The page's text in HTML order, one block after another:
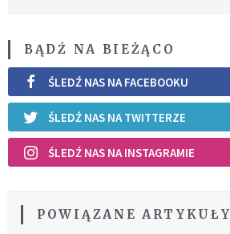
BĄDŹ NA BIEŻĄCO
ŚLEDŹ NAS NA FACEBOOKU
ŚLEDŹ NAS NA TWITTERZE
ŚLEDŹ NAS NA INSTAGRAMIE
POWIĄZANE ARTYKUŁY